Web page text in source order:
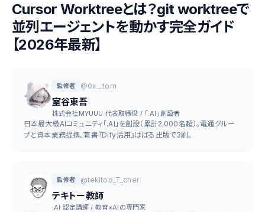
Cursor Worktreeとは？git worktreeで
並列エージェントを動かす完全ガイド
【2026年最新】
監修者 @0x__tom
室谷東吾
株式会社MYUUU 代表取締役 / 「.AI」創設者
日本最大級AIコミュニティ「.AI」を創設（累計2,000名超）。電通グルー
プと資本業務提携。著書『Dify活用』はぱる出版で3刷。
監修者 @tekitoo_T_cher
テキトー教師
.AI 認定講師 / 教育×AIの専門家